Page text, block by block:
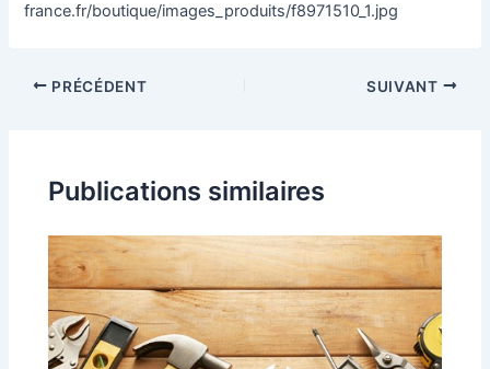
france.fr/boutique/images_produits/f8971510_1.jpg
PRÉCÉDENT SUIVANT
Publications similaires